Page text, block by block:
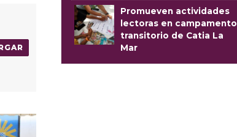
Promueven actividades
lectoras en campamento
transitorio de Catia La
Mar